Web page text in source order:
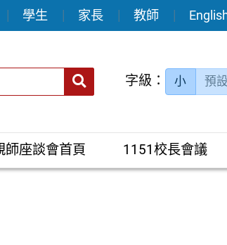
學生 家長 教師
送出 字級： 小 預設
師座談會首頁 1151校長會議